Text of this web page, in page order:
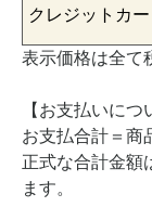
クレジットカー
表示価格は全て
【お支払いにつ
お支払合計＝商
正式な合計金額
ます。